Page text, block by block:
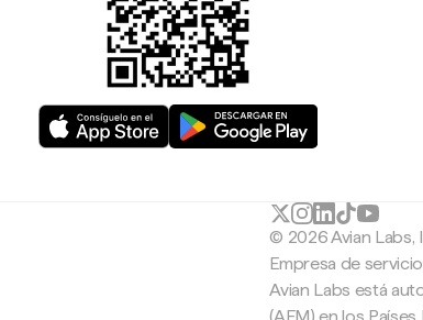
© 2026 Avian Labs,
Empresa de
Avian Labs está